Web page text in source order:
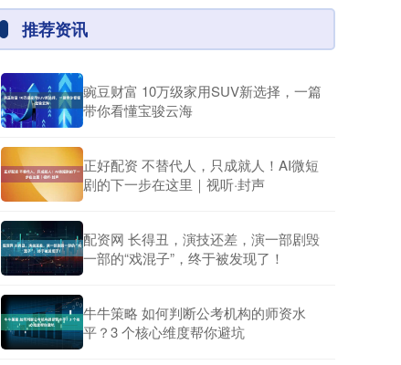
推荐资讯
豌豆财富 10万级家用SUV新选择，一篇
带你看懂宝骏云海
正好配资 不替代人，只成就人！AI微短
剧的下一步在这里｜视听·封声
配资网 长得丑，演技还差，演一部剧毁
一部的“戏混子”，终于被发现了！
牛牛策略 如何判断公考机构的师资水
平？3 个核心维度帮你避坑